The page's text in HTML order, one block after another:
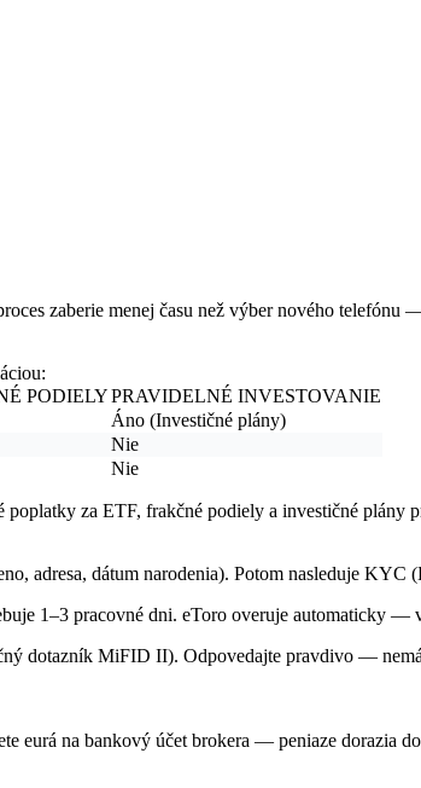
zaberie menej času než výber nového
PODIELYPRAVIDELNÉ INVESTOVANIE
Áno (Investičné plány)
Nie
Nie
za ETF, frakčné podiely a investičné plány
adresa, dátum narodenia). Potom nasleduje
1–3 pracovné dni. eToro overuje automaticky —
dotazník MiFID II). Odpovedajte pravdivo —
eurá na bankový účet brokera — peniaze dorazia